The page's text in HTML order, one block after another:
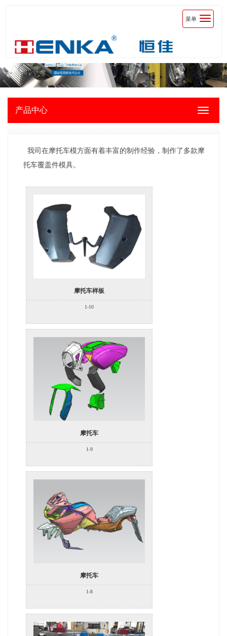
Toggle
navigation
菜单
Toggle
产品中心
我司在摩托车模方面有着丰富的制作经验，制作了多款摩
托车覆盖件模具。
摩托车样板
1-10
摩托车
1-9
摩托车
1-8